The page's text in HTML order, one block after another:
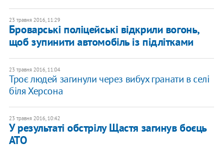
23 травня 2016, 11:29
Броварські поліцейські відкрили вогонь,
щоб зупинити автомобіль із підлітками
23 травня 2016, 11:04
Троє людей загинули через вибух гранати в селі
біля Херсона
23 травня 2016, 10:42
У результаті обстрілу Щастя загинув боєць
АТО